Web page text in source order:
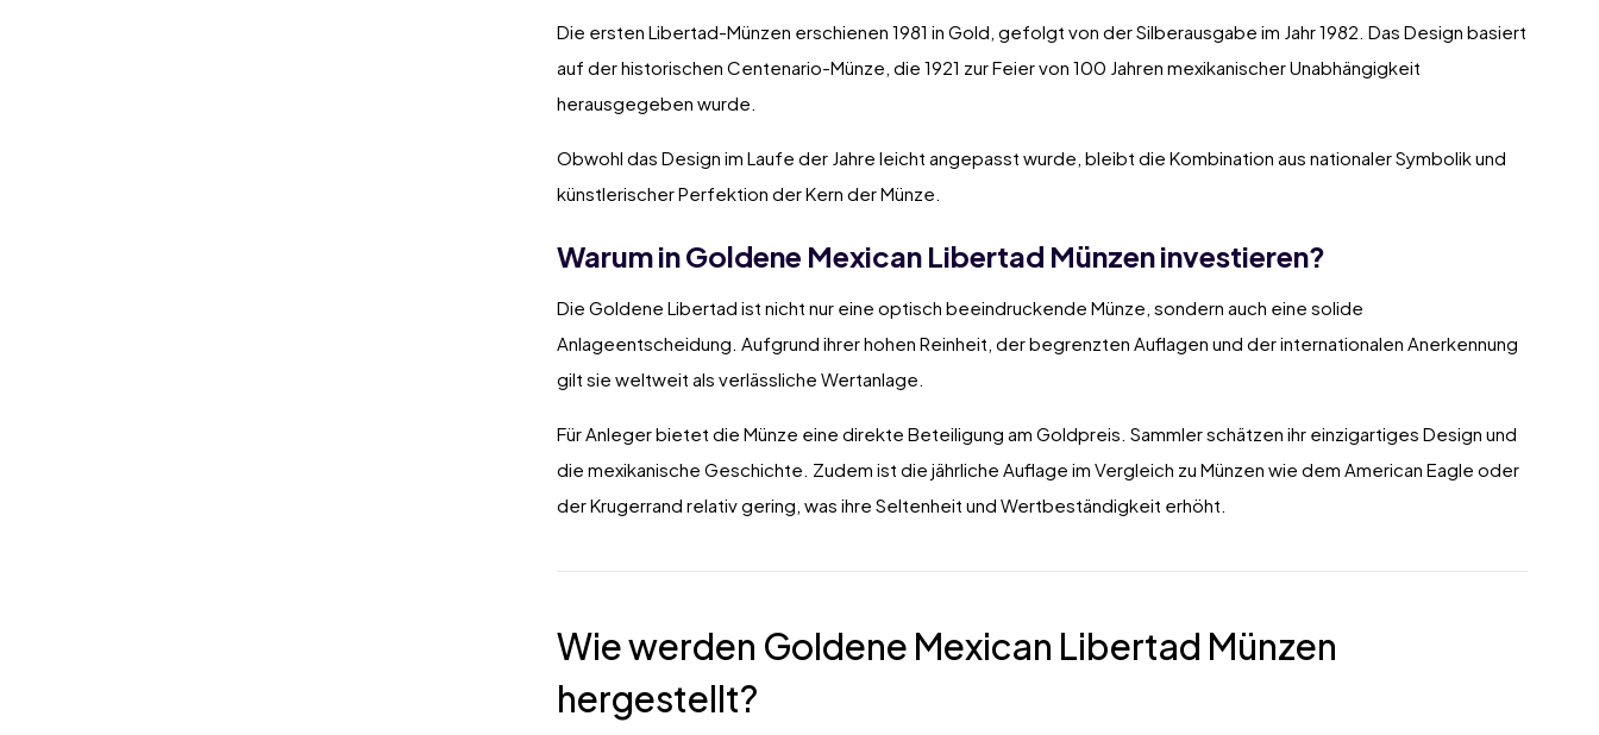
Die ersten Libertad-Münzen erschienen 1981 in Gold, gefolgt von der Silberausgabe im Jahr 1982. Das Design basiert
auf der historischen Centenario-Münze, die 1921 zur Feier von 100 Jahren mexikanischer Unabhängigkeit
herausgegeben wurde.
Obwohl das Design im Laufe der Jahre leicht angepasst wurde, bleibt die Kombination aus nationaler Symbolik und
künstlerischer Perfektion der Kern der Münze.
Warum in Goldene Mexican Libertad Münzen investieren?
Die Goldene Libertad ist nicht nur eine optisch beeindruckende Münze, sondern auch eine solide
Anlageentscheidung. Aufgrund ihrer hohen Reinheit, der begrenzten Auflagen und der internationalen Anerkennung
gilt sie weltweit als verlässliche Wertanlage.
Für Anleger bietet die Münze eine direkte Beteiligung am Goldpreis. Sammler schätzen ihr einzigartiges Design und
die mexikanische Geschichte. Zudem ist die jährliche Auflage im Vergleich zu Münzen wie dem American Eagle oder
der Krugerrand relativ gering, was ihre Seltenheit und Wertbeständigkeit erhöht.
Wie werden Goldene Mexican Libertad Münzen
hergestellt?